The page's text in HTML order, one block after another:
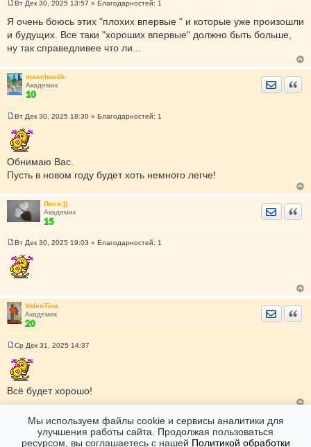
о
б
е
и
е
Вт Дек 30, 2025 13:57 » Благодарностей: 1
Я очень боюсь этих "плохих впервые " и которые уже произошли
и будущих. Все таки "хороших впервые" должно быть больше,
ну так справедливее что ли...
maschustik
Академик
о
о
б
е
н
и
Вт Дек 30, 2025 18:30 » Благодарностей: 1
Обнимаю Вас.
Пусть в новом году будет хоть немного легче!
Леся:))
Академик
о
о
б
н
и
е
Вт Дек 30, 2025 19:03 » Благодарностей: 1
ValenTina
Академик
о
о
б
е
Ср Дек 31, 2025 14:37
Всё будет хорошо!
Форумы Дневники Опустела без тебя Земля...
Мы используем файлы cookie и сервисы аналитики для
улучшения работы сайта. Продолжая пользоваться
ресурсом, вы соглашаетесь с нашей Политикой обработки